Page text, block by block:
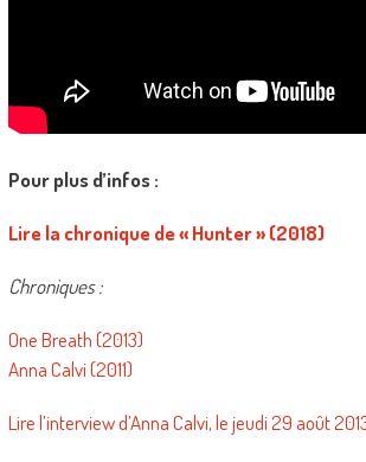
Pour plus d’infos :
Lire la chronique de « Hunter » (2018)
Chroniques :
One Breath (2013)
Anna Calvi (2011)
Lire l’interview d’Anna Calvi, le jeudi 29 août